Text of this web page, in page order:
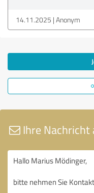
14.11.2025 Anonym
Ihre Nachricht